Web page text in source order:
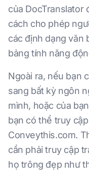
của DocTranslator
cách cho phép
các định dạng văn
bảng tính năng
Ngoài ra, nếu bạn
sang bất kỳ ngôn
mình, hoặc của
bạn có thể truy
Conveythis.com.
cần phải truy cập
họ trông đẹp như